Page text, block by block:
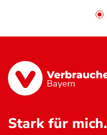
Bayern
Stark für mich.